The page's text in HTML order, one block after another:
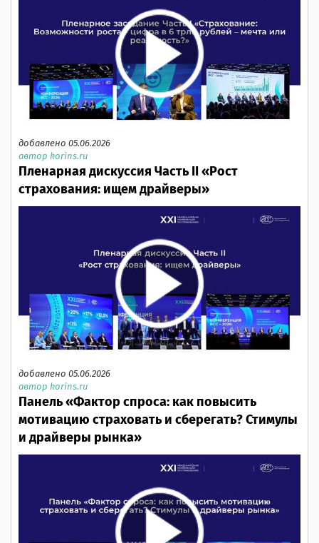
добавлено 05.06.2026
автор korins.ru
Пленарная дискуссия Часть II «Рост
страхования: ищем драйверы»
добавлено 05.06.2026
автор korins.ru
Панель «Фактор спроса: как повысить
мотивацию страховать и сберегать? Стимулы
и драйверы рынка»